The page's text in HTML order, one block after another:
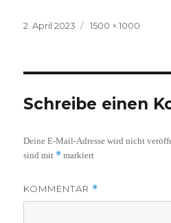
Veröffentlicht
2. April 2023
Volle
1500 × 1000
Schreibe einen
Deine E-Mail-Adresse wird nicht
sind mit * markiert
KOMMENTAR *